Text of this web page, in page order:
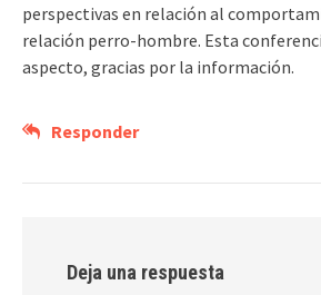
perspectivas en relación al
relación perro-hombre. Esta
aspecto, gracias por la información.
Responder
Deja una respuesta